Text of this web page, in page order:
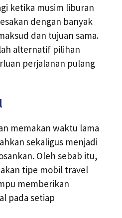
ketika musim liburan
dengan banyak
dan tujuan sama.
alternatif pilihan
perjalanan pulang
memakan waktu lama
sekaligus menjadi
Oleh sebab itu,
tipe mobil travel
memberikan
pada setiap